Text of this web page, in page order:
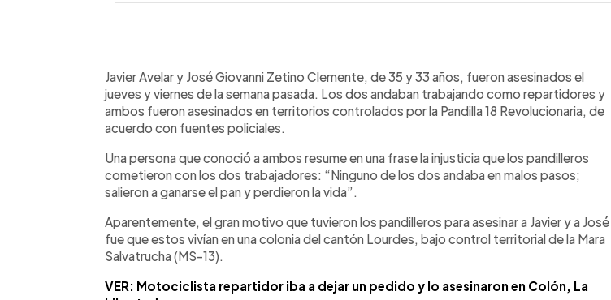
► Escuchar artículo
Javier Avelar y José Giovanni Zetino Clemente, de 35 y 33 años, fueron asesinados el
jueves y viernes de la semana pasada. Los dos andaban trabajando como repartidores y
ambos fueron asesinados en territorios controlados por la Pandilla 18 Revolucionaria, de
acuerdo con fuentes policiales.
Una persona que conoció a ambos resume en una frase la injusticia que los pandilleros
cometieron con los dos trabajadores: “Ninguno de los dos andaba en malos pasos;
salieron a ganarse el pan y perdieron la vida”.
Aparentemente, el gran motivo que tuvieron los pandilleros para asesinar a Javier y a José
fue que estos vivían en una colonia del cantón Lourdes, bajo control territorial de la Mara
Salvatrucha (MS-13).
VER: Motociclista repartidor iba a dejar un pedido y lo asesinaron en Colón, La